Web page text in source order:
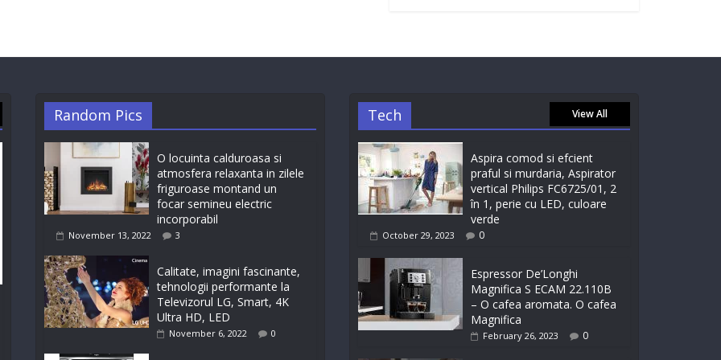
Random Pics
O locuinta calduroasa si
atmosfera relaxanta in zilele
friguroase montand un
focar semineu electric
incorporabil
November 13, 2022 3
Calitate, imagini fascinante,
tehnologii performante la
Televizorul LG, Smart, 4K
Ultra HD, LED
November 6, 2022 0
Tech View All
Aspira comod si efcient
praful si murdaria, Aspirator
vertical Philips FC6725/01, 2
în 1, perie cu LED, culoare
verde
October 29, 2023 0
Espressor De’Longhi
Magnifica S ECAM 22.110B
– O cafea aromata. O cafea
Magnifica
February 26, 2023 0